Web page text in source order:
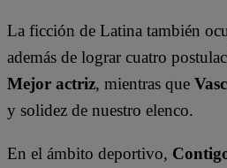
La ficción de Latina también
además de lograr cuatro
Mejor actriz, mientras que
y solidez de nuestro elenco.
En el ámbito deportivo,